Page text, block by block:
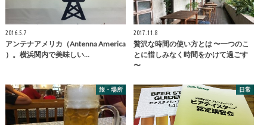
2016.5.7
アンテナアメリカ（Antenna America
）。横浜関内で美味しい…
2017.11.8
贅沢な時間の使い方とは 〜一つのこ
とに惜しみなく時間をかけて過ごす
〜
旅・場所 日常